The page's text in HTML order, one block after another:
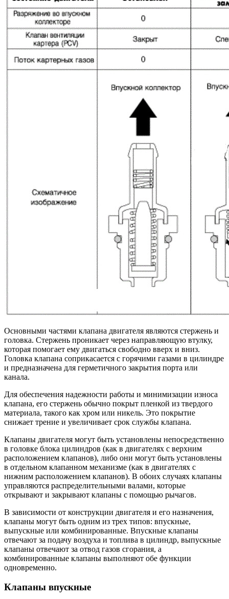
Основными частями клапана двигателя являются стержень и
головка. Стержень проникает через направляющую втулку,
которая помогает ему двигаться свободно вверх и вниз.
Головка клапана соприкасается с горячими газами в цилиндре
и предназначена для герметичного закрытия порта или
канала.
Для обеспечения надежности работы и минимизации износа
клапана, его стержень обычно покрыт пленкой из твердого
материала, такого как хром или никель. Это покрытие
снижает трение и увеличивает срок службы клапана.
Клапаны двигателя могут быть установлены непосредственно
в головке блока цилиндров (как в двигателях с верхним
расположением клапанов), либо они могут быть установлены
в отдельном клапанном механизме (как в двигателях с
нижним расположением клапанов). В обоих случаях клапаны
управляются распределительными валами, которые
открывают и закрывают клапаны с помощью рычагов.
В зависимости от конструкции двигателя и его назначения,
клапаны могут быть одним из трех типов: впускные,
выпускные или комбинированные. Впускные клапаны
отвечают за подачу воздуха и топлива в цилиндр, выпускные
клапаны отвечают за отвод газов сгорания, а
комбинированные клапаны выполняют обе функции
одновременно.
Клапаны впускные